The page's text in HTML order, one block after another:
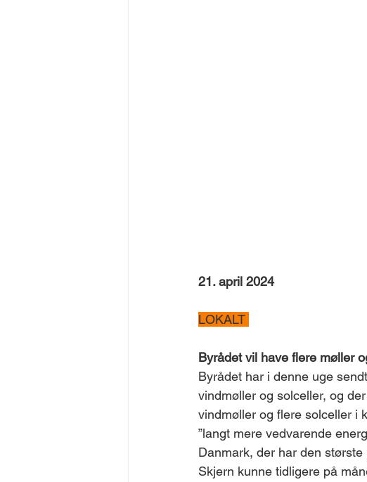
21. april 2024
LOKALT
Byrådet vil have flere møller
Byrådet har i denne uge
vindmøller og solceller, og
vindmøller og flere solceller i
”langt mere vedvarende
Danmark, der har den
Skjern kunne tidligere på